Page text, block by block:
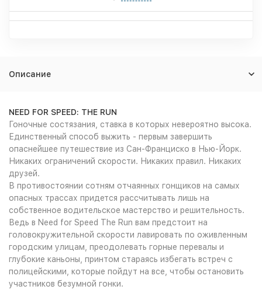
Описание
NEED FOR SPEED: THE RUN
Гоночные состязания, ставка в которых невероятно высока.
Единственный способ выжить - первым завершить
опаснейшее путешествие из Сан-Франциско в Нью-Йорк.
Никаких ограничений скорости. Никаких правил. Никаких
друзей.
В противостоянии сотням отчаянных гонщиков на самых
опасных трассах придется рассчитывать лишь на
собственное водительское мастерство и решительность.
Ведь в Need for Speed The Run вам предстоит на
головокружительной скорости лавировать по оживленным
городским улицам, преодолевать горные перевалы и
глубокие каньоны, принтом стараясь избегать встреч с
полицейскими, которые пойдут на все, чтобы остановить
участников безумной гонки.